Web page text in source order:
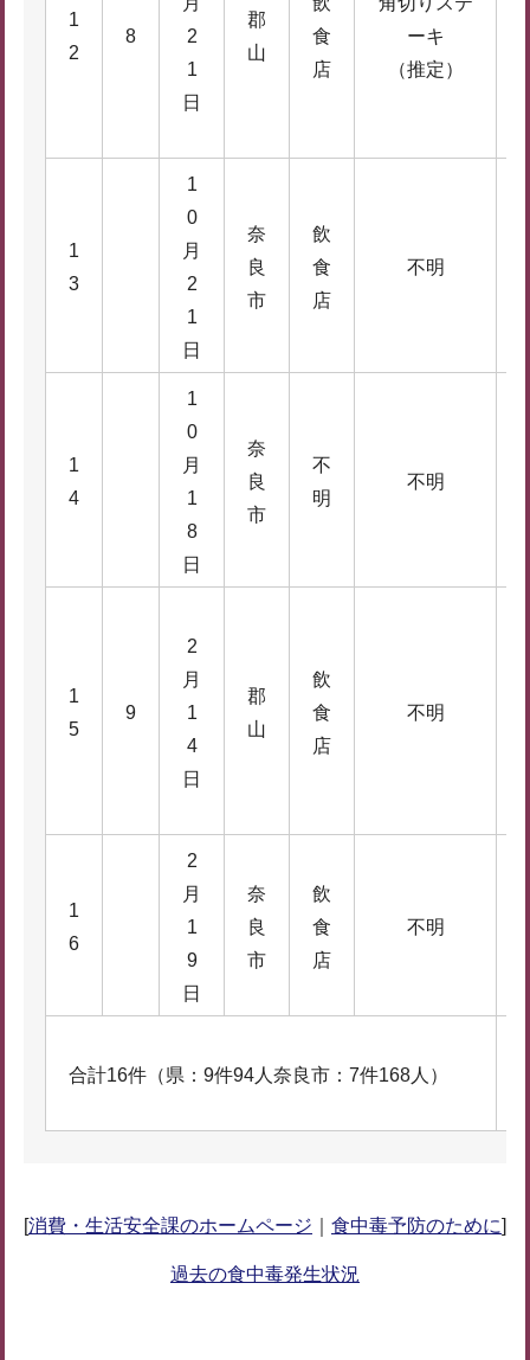
1
2
8
2
1
日
郡
山
食
店
ーキ
（推定）
1
3
1
0
月
2
1
日
奈
良
市
飲
食
店
不明
1
4
1
0
月
1
8
日
奈
良
市
不
明
不明
1
5
9
2
月
1
4
日
郡
山
飲
食
店
不明
1
6
2
月
1
9
日
奈
良
市
飲
食
店
不明
合計16件（県：9件94人奈良市：7件168人）
[消費・生活安全課のホームページ 食中毒予防のために]
過去の食中毒発生状況